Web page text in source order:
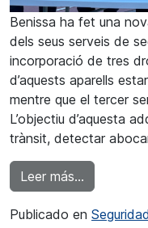
Benissa ha fet una
dels seus serveis de
incorporació de tres
d’aquests aparells
mentre que el tercer
L’objectiu d’aquesta
trànsit, detectar
Leer más…
Publicado en